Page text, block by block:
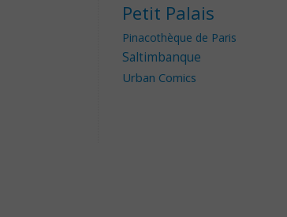
Petit Palais
Pinacothèque de Paris
Saltimbanque
Urban Comics